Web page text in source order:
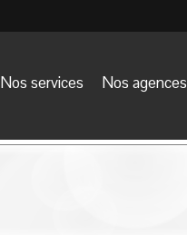
Nos services Nos agences